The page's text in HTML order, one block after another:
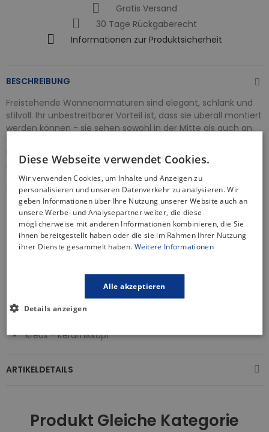
Gratis Versand
30 Tage Rückgaberecht
Informationen zur Produktsicherheit
BESCHREIBUNG
Freistehende Wannenarmaturen sind elegant, schlank und
stilvoll. Ihr unbestreitbarer Vorteil ist, dass sie überall montiert
werden können - sie sehen sowohl in der Mitte als auch an
Innenraum einen luxuriösen Look. Sie sind eine perfekte
Ergänzung jedes Badezimmers.
Produkteigenschaften:
Typ: Bodenarmatur, Wannenarmatur
Farbe: Schwarz
Kopf: Keramikkopf mit Mischer
Material: mit einer Chromschicht überzogener
Eigenschaften: beweglicher Auslauf
Luftsprudler: kein Luftsprudler
Anschluss: 3/8 Zoll
Montage: Bodenmontage
Kreox - Keramikkopf
ARTIKELDETAILS
Produkt Gleiche Kategorie
Diese Webseite verwendet Cookies.
Wir verwenden Cookies, um Inhalte und Anzeigen zu
personalisieren und unseren Datenverkehr zu analysieren. Wir
geben Informationen über Ihre Nutzung unserer Website auch an
unsere Werbe- und Analysepartner weiter, die diese
möglicherweise mit anderen Informationen kombinieren, die Sie
ihnen bereitgestellt haben oder die sie im Rahmen Ihrer Nutzung
ihrer Dienste gesammelt haben. Weitere Informationen
Alle akzeptieren
Details anzeigen